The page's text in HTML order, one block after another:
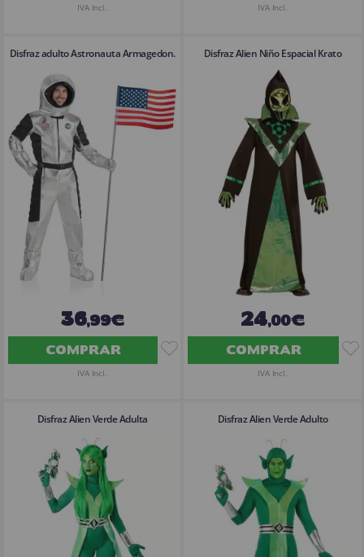
IVA Incl. IVA Incl.
Disfraz adulto Astronauta Armagedon.
36,99€
COMPRAR
IVA Incl.
Disfraz Alien Niño Espacial Krato
24,00€
COMPRAR
IVA Incl.
Disfraz Alien Verde Adulta Disfraz Alien Verde Adulto